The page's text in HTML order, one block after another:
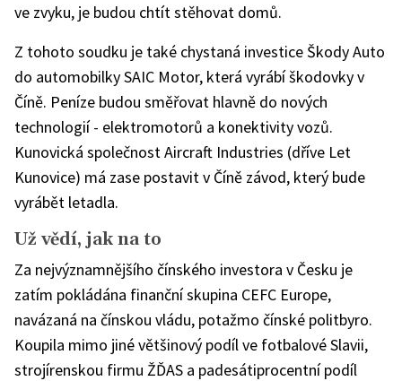
ve zvyku, je budou chtít stěhovat domů.
Z tohoto soudku je také chystaná investice Škody Auto
do automobilky SAIC Motor, která vyrábí škodovky v
Číně. Peníze budou směřovat hlavně do nových
technologií - elektromotorů a konektivity vozů.
Kunovická společnost Aircraft Industries (dříve Let
Kunovice) má zase postavit v Číně závod, který bude
vyrábět letadla.
Už vědí, jak na to
Za nejvýznamnějšího čínského investora v Česku je
zatím pokládána finanční skupina CEFC Europe,
navázaná na čínskou vládu, potažmo čínské politbyro.
Koupila mimo jiné většinový podíl ve fotbalové Slavii,
strojírenskou firmu ŽĎAS a padesátiprocentní podíl